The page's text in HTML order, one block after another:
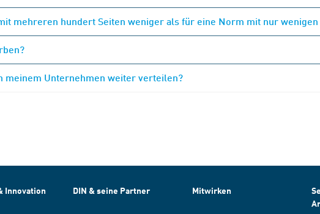
mehreren hundert Seiten weniger als für eine Norm mit nur wenigen
meinem Unternehmen weiter verteilen?
Innovation DIN & seine Partner Mitwirken